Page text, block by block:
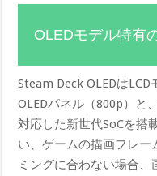
OLEDモデル特有
Steam Deck OLEDは
OLEDパネル（800p）と
対応した新世代SoCを搭
い、ゲームの描画フレー
ミングに合わない場合